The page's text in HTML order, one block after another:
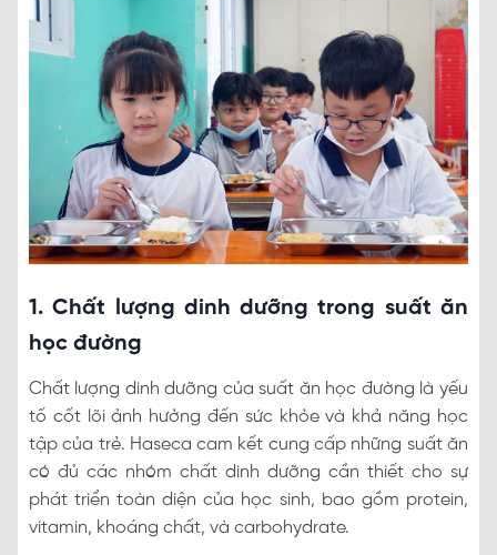
1. Chất lượng dinh dưỡng trong suất ăn
học đường
Chất lượng dinh dưỡng của suất ăn học đường là yếu
tố cốt lõi ảnh hưởng đến sức khỏe và khả năng học
tập của trẻ. Haseca cam kết cung cấp những suất ăn
có đủ các nhóm chất dinh dưỡng cần thiết cho sự
phát triển toàn diện của học sinh, bao gồm protein,
vitamin, khoáng chất, và carbohydrate.